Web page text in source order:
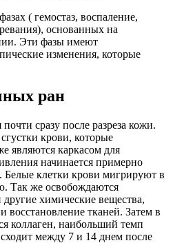
( гемостаз, воспаление,
основанных на
Эти фазы имеют
изменения, которые
ран
сразу после разреза кожи.
крови, которые
являются каркасом для
начинается примерно
Белые клетки крови мигрируют в
Так же освобождаются
химические вещества,
восстановление тканей. Затем в
коллаген, наибольший темп
между 7 и 14 днем после